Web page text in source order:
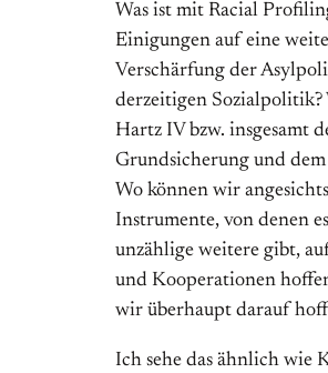
Was ist mit Racial
Einigungen auf eine
Verschärfung der
derzeitigen Sozialpolitik?
Hartz IV bzw. insgesamt
Grundsicherung und dem
Wo können wir
Instrumente, von denen
unzählige weitere gibt,
und Kooperationen
wir überhaupt darauf
Ich sehe das ähnlich wie